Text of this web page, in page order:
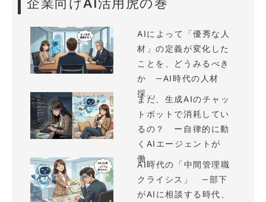
企業向けAI活用虎の巻
AIによって「優秀な人
材」の定義が変化した
ことを、どうみるべき
か —AI時代の人材
採...
まだ、生成AIのチャッ
トボットで消耗してい
るの？ ー自律的に動
くAIエージェントが
働...
AI時代の「中間管理職
クライシス」 —部下
がAIに相談する時代、